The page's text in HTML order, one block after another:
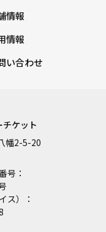
情報
情報
い合わせ
ケット
幡2-5-20
号：
ス）：